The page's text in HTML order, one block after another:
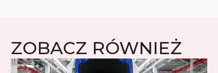
ZOBACZ RÓWNIEŻ